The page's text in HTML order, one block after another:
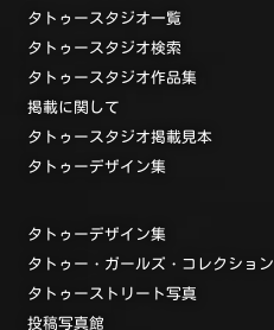
タトゥースタジオ一覧
タトゥースタジオ検索
タトゥースタジオ作品集
掲載に関して
タトゥースタジオ掲載見本
タトゥーデザイン集
タトゥーデザイン集
タトゥー・ガールズ・コレクション
タトゥーストリート写真
投稿写真館